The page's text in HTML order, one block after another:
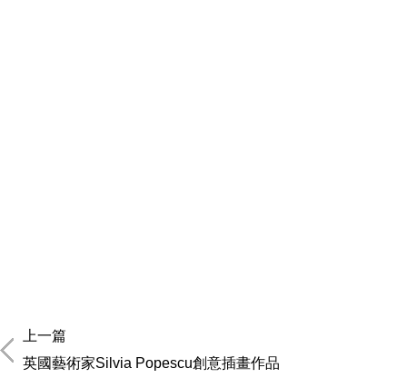
上一篇
英國藝術家Silvia Popescu創意插畫作品